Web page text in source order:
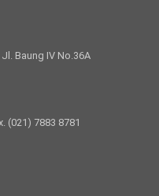
Baung IV No.36A
(021) 7883 8781